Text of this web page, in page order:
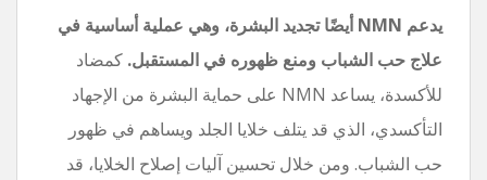
يدعم NMN أيضًا تجديد البشرة، وهي عملية أساسية في
علاج حب الشباب ومنع ظهوره في المستقبل. كمضاد
للأكسدة، يساعد NMN على حماية البشرة من الإجهاد
التأكسدي، الذي قد يتلف خلايا الجلد ويساهم في ظهور
حب الشباب. ومن خلال تحسين آليات إصلاح الخلايا، قد